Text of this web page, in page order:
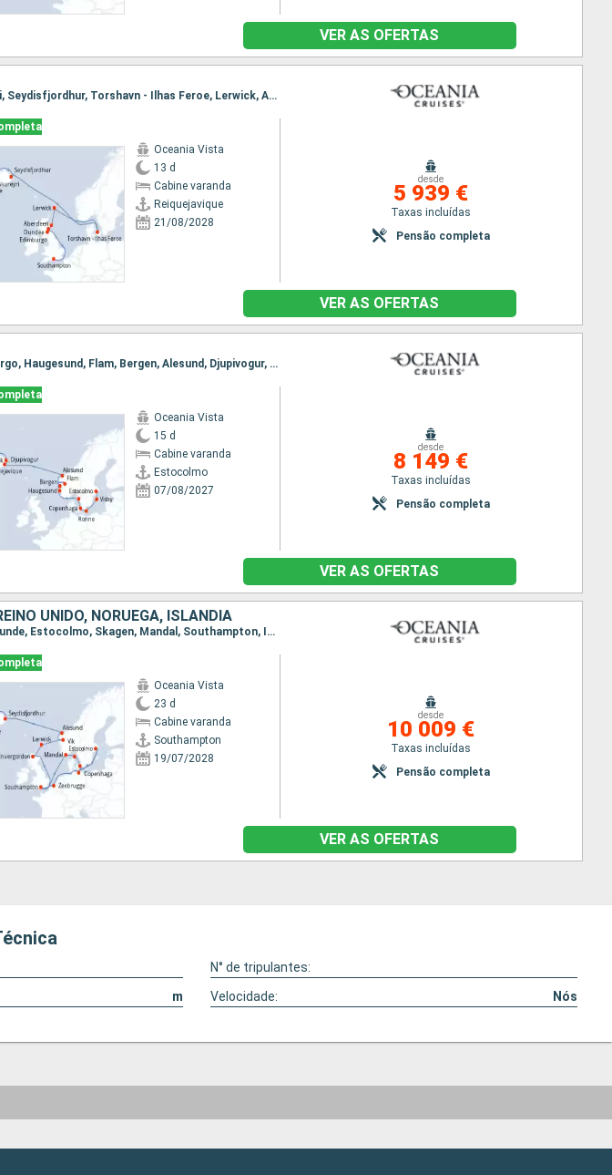
VER AS OFERTAS
Itinerário : Reiquejavique, Grundarfjordur, Isafjord, Akureyri, Seydisfjordhur, Torshavn - Ilhas Feroe, Lerwick, Aberdeen, Dundee, Edimburgo, Southampton
Oceania Vista
13 d
Cabine varanda
Reiquejavique
21/08/2028
desde
5 939 €
Taxas incluídas
Pensão completa
VER AS OFERTAS
Itinerário : Estocolmo, Visby, Ronne, Copenhaga, Gotemburgo, Haugesund, Flam, Bergen, Alesund, Djupivogur, Husavik, Isafjord, Reiquejavique
Oceania Vista
15 d
Cabine varanda
Estocolmo
07/08/2027
desde
8 149 €
Taxas incluídas
Pensão completa
VER AS OFERTAS
UNIDO, NORUEGA, ISLÂNDIA
Itinerário : Southampton, Zeebrugge, Copenhaga, Warnemunde, Estocolmo, Skagen, Mandal, Southampton, Invergordon, Lerwick, Vik, Alesund, Seydisfjordhur, Akureyri, Isafjord, Reiquejavique
Oceania Vista
23 d
Cabine varanda
Southampton
19/07/2028
desde
10 009 €
Taxas incluídas
Pensão completa
VER AS OFERTAS
N° de tripulantes:
m Velocidade: Nós